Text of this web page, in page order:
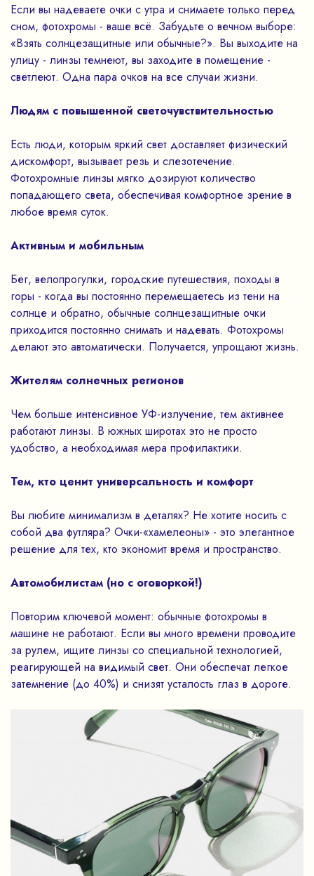
Если вы надеваете очки с утра и снимаете только перед
сном, фотохромы - ваше всё. Забудьте о вечном выборе:
«Взять солнцезащитные или обычные?». Вы выходите на
улицу - линзы темнеют, вы заходите в помещение -
светлеют. Одна пара очков на все случаи жизни.
Людям с повышенной светочувствительностью
Есть люди, которым яркий свет доставляет физический
дискомфорт, вызывает резь и слезотечение.
Фотохромные линзы мягко дозируют количество
попадающего света, обеспечивая комфортное зрение в
любое время суток.
Активным и мобильным
Бег, велопрогулки, городские путешествия, походы в
горы - когда вы постоянно перемещаетесь из тени на
солнце и обратно, обычные солнцезащитные очки
приходится постоянно снимать и надевать. Фотохромы
делают это автоматически. Получается, упрощают жизнь.
Жителям солнечных регионов
Чем больше интенсивное УФ-излучение, тем активнее
работают линзы. В южных широтах это не просто
удобство, а необходимая мера профилактики.
Тем, кто ценит универсальность и комфорт
Вы любите минимализм в деталях? Не хотите носить с
собой два футляра? Очки-«хамелеоны» - это элегантное
решение для тех, кто экономит время и пространство.
Автомобилистам (но с оговоркой!)
Повторим ключевой момент: обычные фотохромы в
машине не работают. Если вы много времени проводите
за рулем, ищите линзы со специальной технологией,
реагирующей на видимый свет. Они обеспечат легкое
затемнение (до 40%) и снизят усталость глаз в дороге.